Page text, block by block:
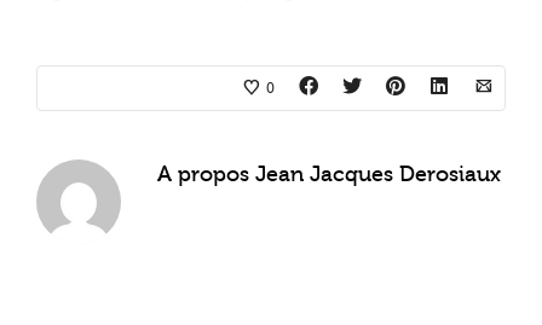
0
A propos Jean Jacques Derosiaux